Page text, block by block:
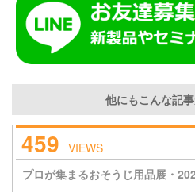
他にもこんな記
459 VIEWS
プロが集まるおそうじ用品展・